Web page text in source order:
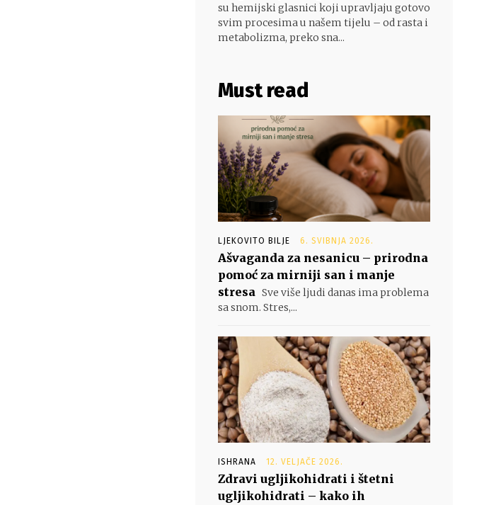
su hemijski glasnici koji upravljaju gotovo
svim procesima u našem tijelu – od rasta i
metabolizma, preko sna...
Must read
LJEKOVITO BILJE 6. SVIBNJA 2026.
Ašvaganda za nesanicu – prirodna
pomoć za mirniji san i manje
stresa Sve više ljudi danas ima problema
sa snom. Stres,...
ISHRANA 12. VELJAČE 2026.
Zdravi ugljikohidrati i štetni
ugljikohidrati – kako ih